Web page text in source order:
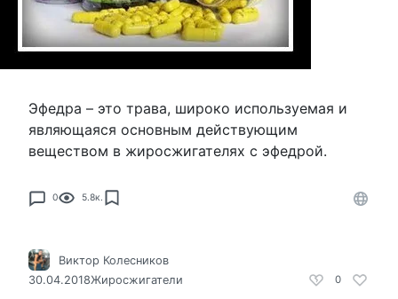
Эфедра – это трава, широко используемая и
являющаяся основным действующим
веществом в жиросжигателях с эфедрой.
0 5.8к.
0
Виктор Колесников
30.04.2018Жиросжигатели